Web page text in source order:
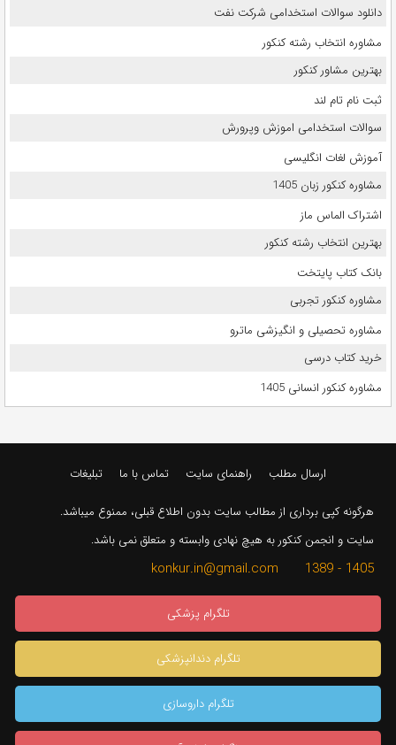
دانلود سوالات استخدامی شرکت نفت
مشاوره انتخاب رشته کنکور
بهترین مشاور کنکور
ثبت نام تام لند
سوالات استخدامی اموزش وپرورش
آموزش لغات انگلیسی
مشاوره کنکور زبان 1405
اشتراک الماس ماز
بهترین انتخاب رشته کنکور
بانک کتاب پایتخت
مشاوره کنکور تجربی
مشاوره تحصیلی و انگیزشی ماترو
خرید کتاب درسی
مشاوره کنکور انسانی 1405
ارسال مطلب راهنمای سایت تماس با ما تبلیغات
هرگونه کپی برداری از مطالب سایت بدون اطلاع قبلی، ممنوع میباشد.
سایت و انجمن کنکور به هیچ نهادی وابسته و متعلق نمی باشد.
1405 - 1389 konkur.in@gmail.com
تلگرام پزشکی
تلگرام دندانپزشکی
تلگرام داروسازی